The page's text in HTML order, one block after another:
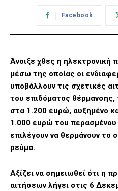
Facebook
Άνοιξε χθες η
μέσω της οποίας οι
υποβάλλουν τις σχετικές
του επιδόματος θέρμανσης,
στα 1.200 ευρώ, αυξημένο
1.000 ευρώ του περασμένου
επιλέγουν να θερμάνουν το
ρεύμα.
Αξίζει να σημειωθεί ότι η
αιτήσεων λήγει στις 6